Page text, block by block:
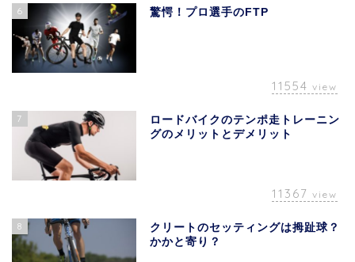
6 驚愕！プロ選手のFTP
11554 view
7
ロードバイクのテンポ走トレーニン
グのメリットとデメリット
11367 view
8
クリートのセッティングは拇趾球？
かかと寄り？